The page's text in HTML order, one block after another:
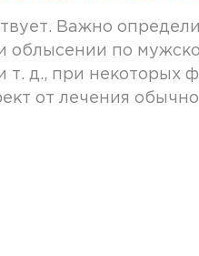
Важно
облысении по
т. д., при
от лечения